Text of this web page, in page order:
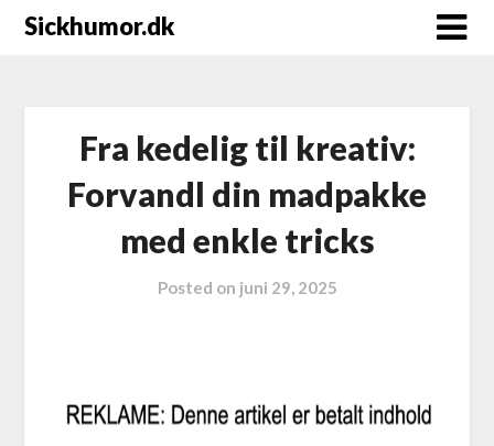
Sickhumor.dk
Fra kedelig til kreativ:
Forvandl din madpakke
med enkle tricks
Posted on juni 29, 2025